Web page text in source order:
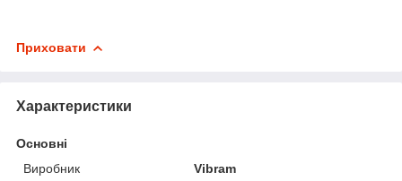
Приховати
Характеристики
Основні
Виробник
Vibram